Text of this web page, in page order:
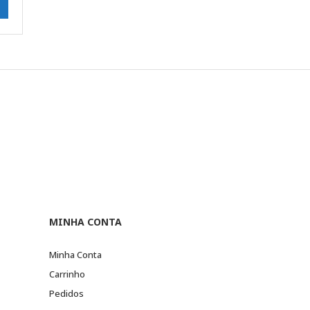
MINHA CONTA
Minha Conta
Carrinho
Pedidos